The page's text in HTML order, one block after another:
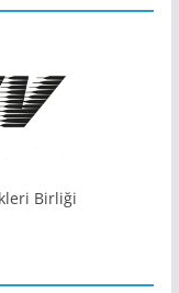
Birliği